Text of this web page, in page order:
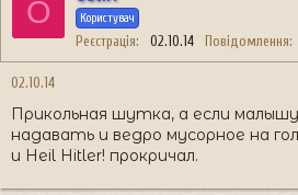
O Користувач
Реєстрація 02.10.14 Повідомлення
02.10.14
Прикольная шутка, а если
надавать и ведро мусорное на
и Heil Hitler! прокричал.